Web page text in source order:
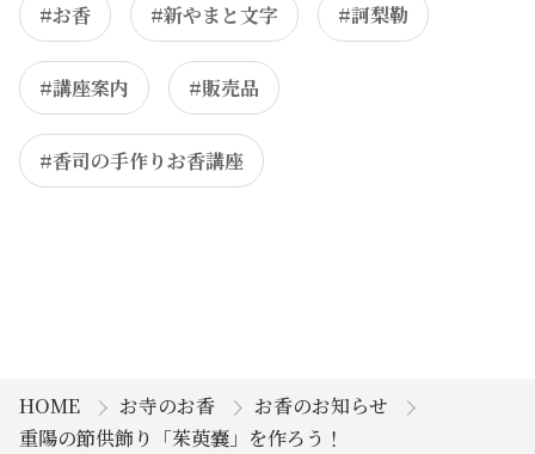
#お香 #新やまと文字 #訶梨勒
#講座案内 #販売品
#香司の手作りお香講座
HOME お寺のお香
お香のお知らせ
重陽の節供飾り「茱萸嚢」を作ろう！